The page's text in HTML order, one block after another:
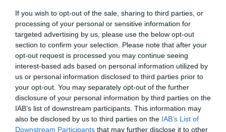
If you wish to opt-out of the sale, sharing to third parties, or
processing of your personal or sensitive information for
targeted advertising by us, please use the below opt-out
section to confirm your selection. Please note that after your
opt-out request is processed you may continue seeing
interest-based ads based on personal information utilized by
us or personal information disclosed to third parties prior to
your opt-out. You may separately opt-out of the further
disclosure of your personal information by third parties on the
IAB’s list of downstream participants. This information may
also be disclosed by us to third parties on the IAB’s List of
Downstream Participants that may further disclose it to other
Δες περισσότερα